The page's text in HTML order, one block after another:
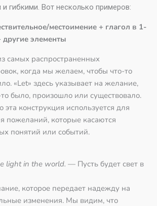
гибкими. Вот несколько примеров:
местоимение + глагол в 1-
элементы
самых распространенных
когда мы желаем, чтобы что-то
«Let» здесь указывает на желание,
было, произошло или существовало.
эта конструкция используется для
пожеланий, которые касаются
понятий или событий.
light in the world. — Пусть будет свет в
которое передает надежду на
изменения. Мы видим, что